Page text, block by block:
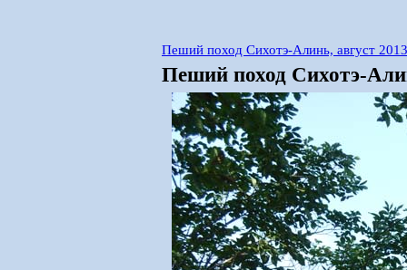
Пеший поход Сихотэ-Алинь, август
Пеший поход Сихотэ-